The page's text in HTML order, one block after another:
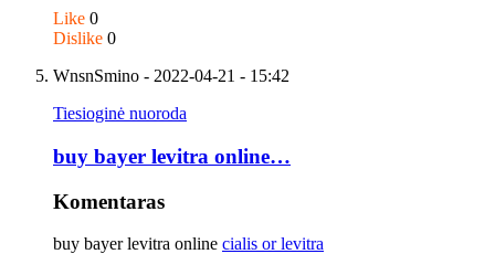
Like 0
Dislike 0
WnsnSmino - 2022-04-21 - 15:42
Tiesioginė nuoroda
buy bayer levitra online…
Komentaras
buy bayer levitra online cialis or levitra